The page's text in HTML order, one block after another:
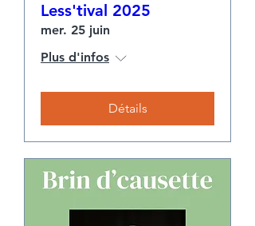
Less'tival 2025
mer. 25 juin
Plus d'infos
Détails